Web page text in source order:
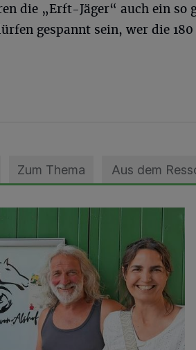
die „Erft-Jäger“ auch ein so
gespannt sein, wer die
Zum Thema Aus dem